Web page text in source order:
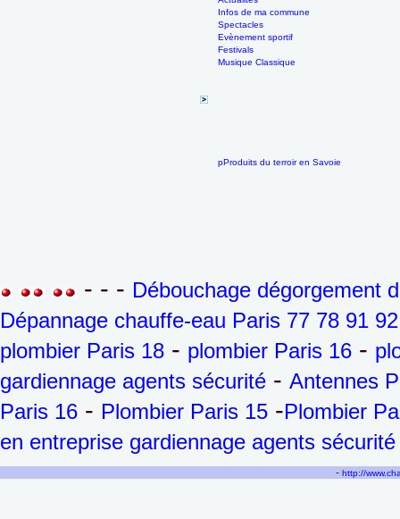
Infos de ma commune
Spectacles
Evènement sportif
Festivals
Musique Classique
pProduits du terroir en Savoie
- - - Débouchage dégorgement
Dépannage chauffe-eau Paris 77 78 91
plombier Paris 18 - plombier Paris 16 -
gardiennage agents sécurité - Antennes
Paris 16 - Plombier Paris 15 -Plombier
en entreprise gardiennage agents sécurité
-http://